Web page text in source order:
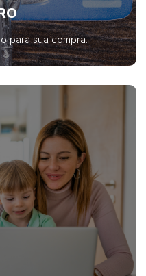
para sua compra.